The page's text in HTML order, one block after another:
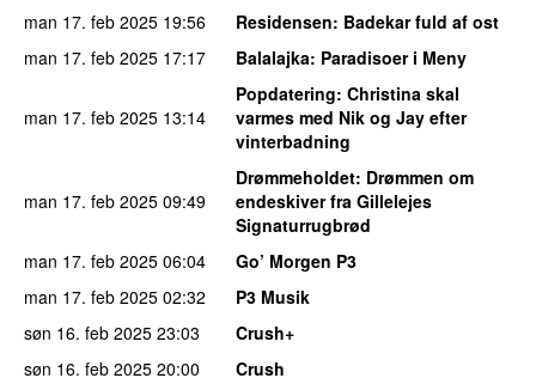
man 17. feb 2025 19:56 Residensen: Badekar fuld af ost
man 17. feb 2025 17:17 Balalajka: Paradisoer i Meny
man 17. feb 2025 13:14
Popdatering: Christina skal
varmes med Nik og Jay efter
vinterbadning
man 17. feb 2025 09:49
Drømmeholdet: Drømmen om
endeskiver fra Gillelejes
Signaturrugbrød
man 17. feb 2025 06:04
Go’ Morgen P3
man 17. feb 2025 02:32
P3 Musik
søn 16. feb 2025 23:03
Crush+
søn 16. feb 2025 20:00 Crush